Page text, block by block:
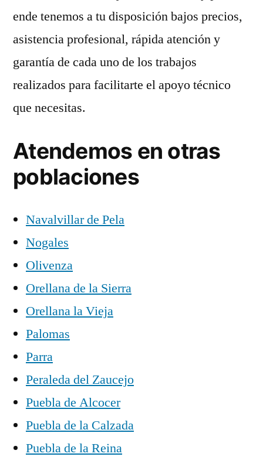
ende tenemos a tu disposición bajos precios,
asistencia profesional, rápida atención y
garantía de cada uno de los trabajos
realizados para facilitarte el apoyo técnico
que necesitas.
Atendemos en otras
poblaciones
Navalvillar de Pela
Nogales
Olivenza
Orellana de la Sierra
Orellana la Vieja
Palomas
Parra
Peraleda del Zaucejo
Puebla de Alcocer
Puebla de la Calzada
Puebla de la Reina